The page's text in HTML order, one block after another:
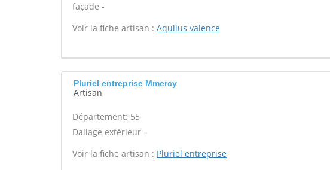
façade -
Voir la fiche artisan : Aquilus valence
Pluriel entreprise Mmercy
Artisan
Département: 55
Dallage extérieur -
Voir la fiche artisan : Pluriel entreprise